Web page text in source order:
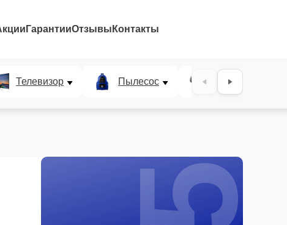
ГарантииОтзывы Контакты
Телевизор Пылесос Проектор